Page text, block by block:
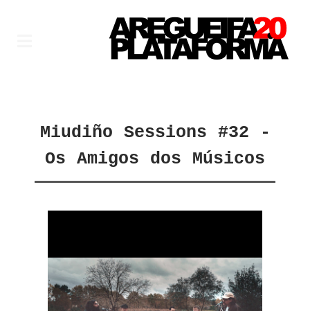
Miudiño Sessions #32 -
Os Amigos dos Músicos